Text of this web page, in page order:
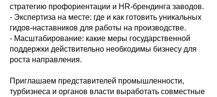
стратегию профориентации и HR-брендинга заводов.
- Экспертиза на месте: где и как готовить уникальных
гидов-наставников для работы на производстве.
- Масштабирование: какие меры государственной
поддержки действительно необходимы бизнесу для
роста направления.
Приглашаем представителей промышленности,
турбизнеса и органов власти выработать совместные